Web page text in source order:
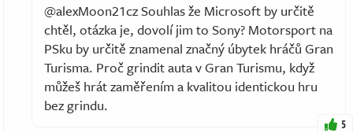
@alexMoon21cz Souhlas že Microsoft by určitě
chtěl, otázka je, dovolí jim to Sony? Motorsport na
PSku by určitě znamenal značný úbytek hráčů Gran
Turisma. Proč grindit auta v Gran Turismu, když
můžeš hrát zaměřením a kvalitou identickou hru
bez grindu.
5